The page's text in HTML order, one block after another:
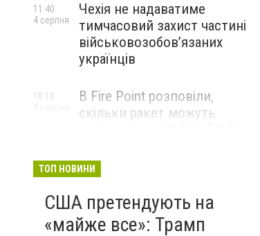
Чехія не надаватиме
тимчасовий захист частині
військовозобов’язаних
українців
11:40
4 серпня
В Fire Point розповіли,
скільки ракет можуть
10:18
ТОП НОВИНИ
США претендують на
«майже все»: Трамп